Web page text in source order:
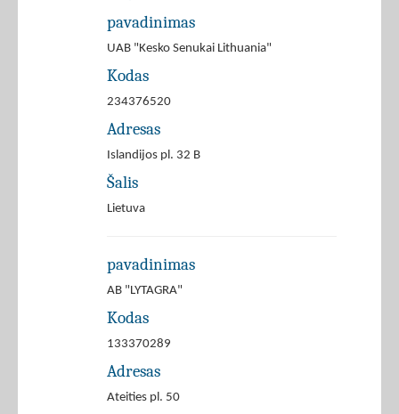
pavadinimas
UAB "Kesko Senukai Lithuania"
Kodas
234376520
Adresas
Islandijos pl. 32 B
Šalis
Lietuva
pavadinimas
AB "LYTAGRA"
Kodas
133370289
Adresas
Ateities pl. 50